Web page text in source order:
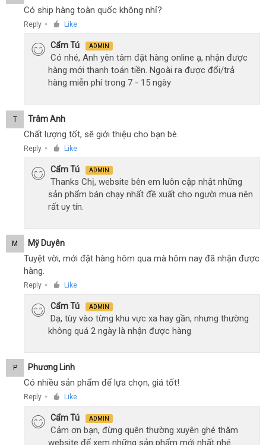
Có ship hàng toàn quốc không nhỉ?
Reply ● Like
Cẩm Tú ADMIN
Có nhé, Anh yên tâm đặt hàng online ạ, nhận được
hàng mới thanh toán tiền. Ngoài ra được đổi/trả
hàng miễn phí trong 7 - 15 ngày
T Trâm Anh
Chất lượng tốt, sẽ giới thiệu cho bạn bè.
Reply ● Like
Cẩm Tú ADMIN
Thanks Chị, website bên em luôn cập nhật những
sản phẩm bán chạy nhất đề xuất cho người mua nên
rất uy tín.
M Mỹ Duyên
Tuyệt vời, mới đặt hàng hôm qua mà hôm nay đã nhận được
hàng.
Reply ● Like
Cẩm Tú ADMIN
Dạ, tùy vào từng khu vực xa hay gần, nhưng thường
không quá 2 ngày là nhận được hàng
P Phương Linh
Có nhiều sản phẩm để lựa chọn, giá tốt!
Reply ● Like
Cẩm Tú ADMIN
Cảm ơn bạn, đừng quên thường xuyên ghé thăm
website để xem những sản phẩm mới nhất nhé.